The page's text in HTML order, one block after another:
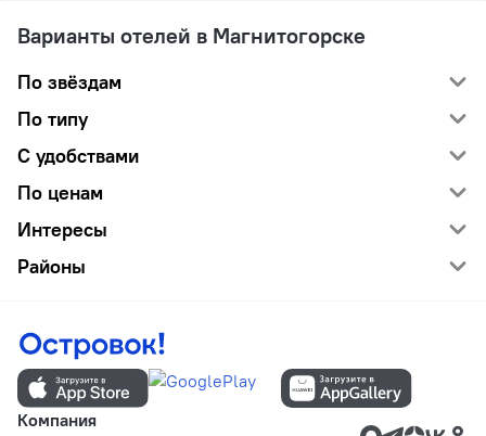
Варианты отелей в Магнитогорске
По звёздам
По типу
С удобствами
По ценам
Интересы
Районы
Компания